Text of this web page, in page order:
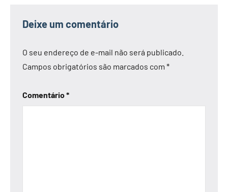
Deixe um comentário
O seu endereço de e-mail não será publicado.
Campos obrigatórios são marcados com *
Comentário*